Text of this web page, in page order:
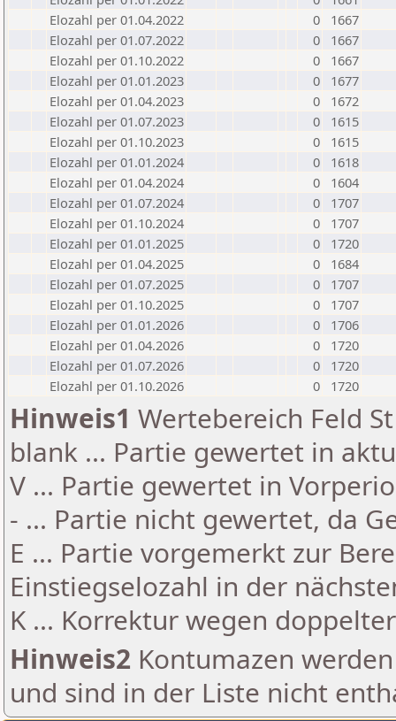
Elozahl per 01.04.2022
0
1667
Elozahl per 01.07.2022
0
1667
Elozahl per 01.10.2022
0
1667
Elozahl per 01.01.2023
0
1677
Elozahl per 01.04.2023
0
1672
Elozahl per 01.07.2023
0
1615
Elozahl per 01.10.2023
0
1615
Elozahl per 01.01.2024
0
1618
Elozahl per 01.04.2024
0
1604
Elozahl per 01.07.2024
0
1707
Elozahl per 01.10.2024
0
1707
Elozahl per 01.01.2025
0
1720
Elozahl per 01.04.2025
0
1684
Elozahl per 01.07.2025
0
1707
Elozahl per 01.10.2025
0
1707
Elozahl per 01.01.2026
0
1706
Elozahl per 01.04.2026
0
1720
Elozahl per 01.07.2026
0
1720
Elozahl per 01.10.2026
0 1720
Hinweis1 Wertebereich Feld
blank ... Partie gewertet in
V ... Partie gewertet in
- ... Partie nicht gewertet, da
E ... Partie vorgemerkt zur
Einstiegselozahl in der
K ... Korrektur wegen
Hinweis2 Kontumazen
und sind in der Liste nicht